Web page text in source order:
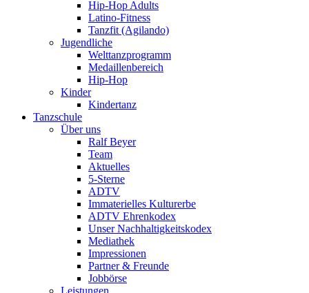
Hip-Hop Adults
Latino-Fitness
Tanzfit (Agilando)
Jugendliche
Welttanzprogramm
Medaillenbereich
Hip-Hop
Kinder
Kindertanz
Tanzschule
Über uns
Ralf Beyer
Team
Aktuelles
5-Sterne
ADTV
Immaterielles Kulturerbe
ADTV Ehrenkodex
Unser Nachhaltigkeitskodex
Mediathek
Impressionen
Partner & Freunde
Jobbörse
Leistungen